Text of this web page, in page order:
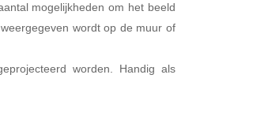
mogelijkheden om het beeld
wordt op de muur of
worden. Handig als